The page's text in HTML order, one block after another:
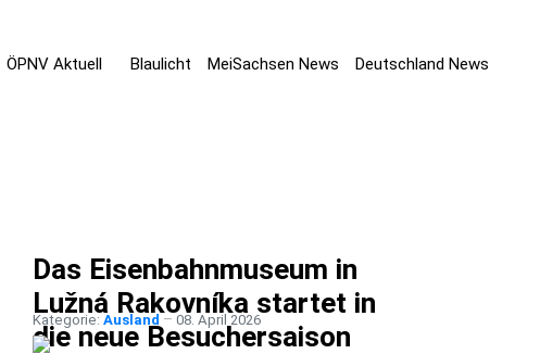
ÖPNV Aktuell Blaulicht MeiSachsen News Deutschland News
Das Eisenbahnmuseum in
Lužná Rakovníka startet in
die neue Besuchersaison
Kategorie: Ausland 08. April 2026